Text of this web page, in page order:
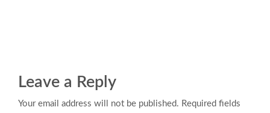
Leave a Reply
Your email address will not be published. Required fields